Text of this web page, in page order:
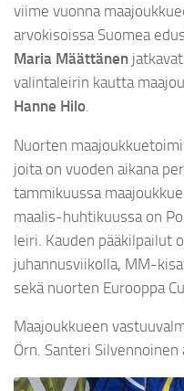
viime vuonna
arvokisoissa Suomea
Maria Määttänen
valintaleirin kautta
Hanne Hilo
Nuorten
joita on vuoden aikana
tammikuussa
maalis-huhtikuussa on
leiri. Kauden pääkilpailut
juhannusviikolla, MM-
sekä nuorten Eurooppa
Maajoukkueen
Örn. Santeri